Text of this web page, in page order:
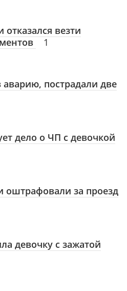
везти
1
пострадали две
дело о ЧП с девочкой
оштрафовали за проезд
девочку с зажатой